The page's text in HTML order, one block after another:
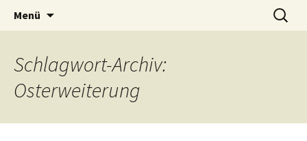
Südosteuropäische Hefte
Menü
Suche
nach:
Schlagwort-Archiv:
Osterweiterung